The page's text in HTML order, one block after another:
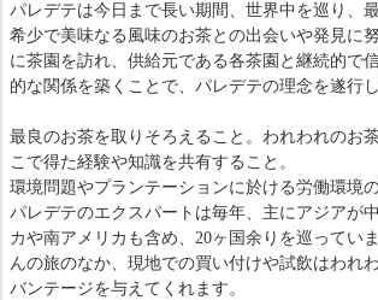
パレデテは今日まで長い期間、世界中を巡り、
希少で美味なる風味のお茶との出会いや発見に
に茶園を訪れ、供給元である各茶園と継続的で
的な関係を築くことで、パレデテの理念を遂行し
最良のお茶を取りそろえること。われわれのお
こで得た経験や知識を共有すること。
環境問題やプランテーションに於ける労働環境の
パレデテのエクスパートは毎年、主にアジアが
カや南アメリカも含め、20ヶ国余りを巡ってい
んの旅のなか、現地での買い付けや試飲はわれ
バンテージを与えてくれます。